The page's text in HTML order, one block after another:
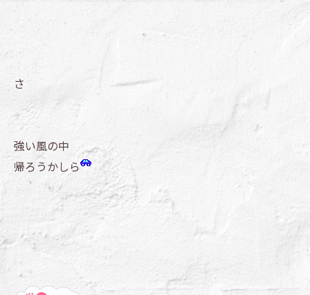
さ
強い風の中
帰ろうかしら